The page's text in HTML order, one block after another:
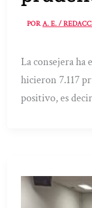
PORA. E. /
La consejera ha
hicieron 7.117
positivo, es